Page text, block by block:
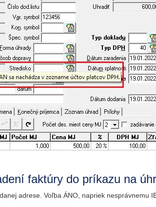
faktúry do príkazu na
adrese. Voľba ÁNO, napriek nesprávnemu